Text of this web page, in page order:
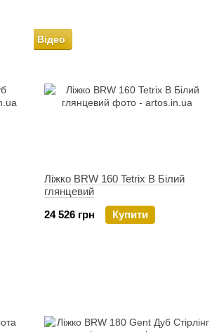
Відео
Ліжко BRW 160 Tetrix B Білий
глянцевий
24 526 грн
Купити